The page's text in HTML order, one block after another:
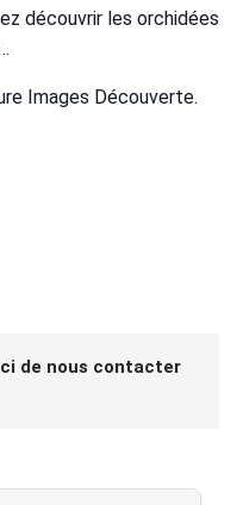
découvrir les orchidées
Images Découverte.
de nous contacter